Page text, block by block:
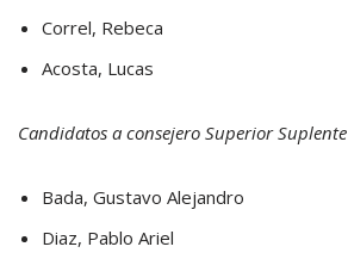
Correl, Rebeca
Acosta, Lucas
Candidatos a consejero Superior Suplente
Bada, Gustavo Alejandro
Diaz, Pablo Ariel